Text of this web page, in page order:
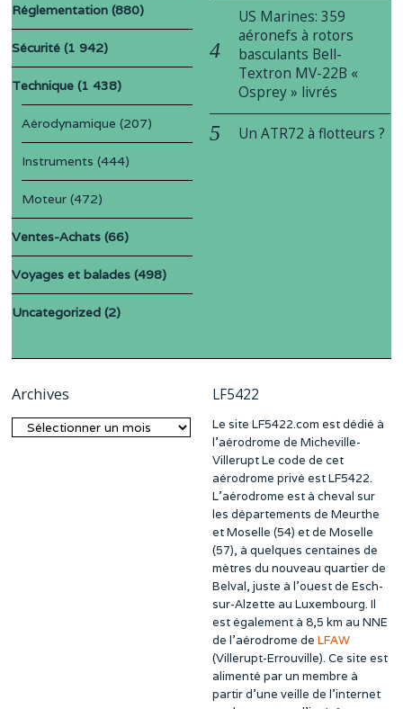
Réglementation (880)
Sécurité (1 942)
Technique (1 438)
Aérodynamique (207)
Instruments (444)
Moteur (472)
Ventes-Achats (66)
Voyages et balades (498)
Uncategorized (2)
US Marines: 359
aéronefs à rotors
basculants Bell-
Textron MV-22B «
Osprey » livrés
Un ATR72 à flotteurs ?
Archives
Archives
LF5422
Le site LF5422.com est dédié à
l’aérodrome de Micheville-
Villerupt Le code de cet
aérodrome privé est LF5422.
L’aérodrome est à cheval sur
les départements de Meurthe
et Moselle (54) et de Moselle
(57), à quelques centaines de
mètres du nouveau quartier de
Belval, juste à l’ouest de Esch-
sur-Alzette au Luxembourg. Il
est également à 8,5 km au NNE
de l’aérodrome de LFAW
(Villerupt-Errouville). Ce site est
alimenté par un membre à
partir d’une veille de l’internet